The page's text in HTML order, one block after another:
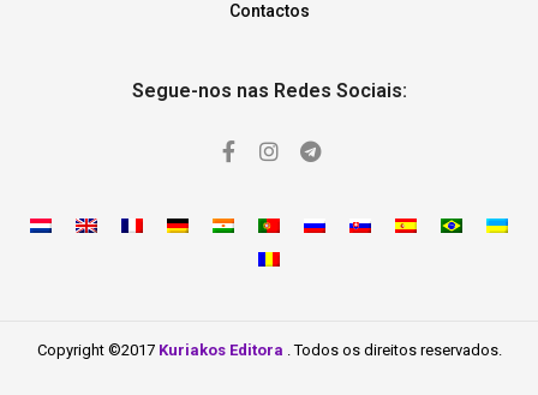
Contactos
Segue-nos nas Redes Sociais:
Copyright ©2017 Kuriakos Editora . Todos os direitos reservados.